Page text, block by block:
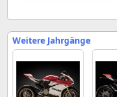
Weitere Jahrgänge